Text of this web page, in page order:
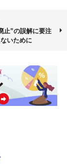
止”の誤解に要注
いために